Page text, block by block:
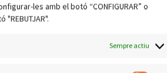
les amb el botó “CONFIGURAR” o
Sempre actiu